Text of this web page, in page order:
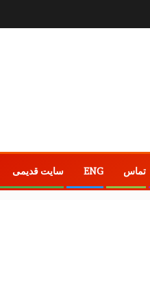
تماس ENG سایت قدیمی